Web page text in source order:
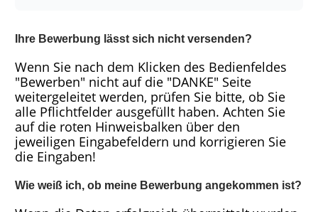
Ihre Bewerbung lässt sich nicht versenden?
Wenn Sie nach dem Klicken des Bedienfeldes
"Bewerben" nicht auf die "DANKE" Seite
weitergeleitet werden, prüfen Sie bitte, ob Sie
alle Pflichtfelder ausgefüllt haben. Achten Sie
auf die roten Hinweisbalken über den
jeweiligen Eingabefeldern und korrigieren Sie
die Eingaben!
Wie weiß ich, ob meine Bewerbung angekommen ist?